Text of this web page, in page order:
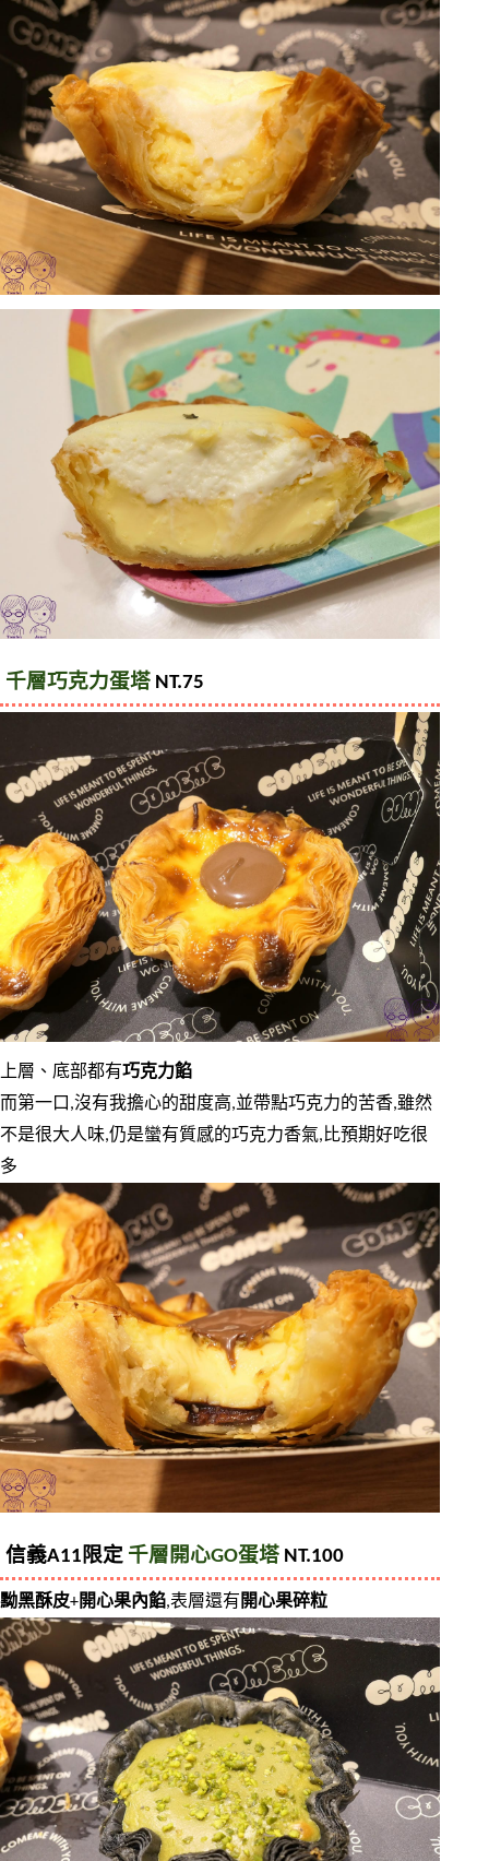
千層巧克力蛋塔 NT.75
上層、底部都有巧克力餡
而第一口,沒有我擔心的甜度高,並帶點巧克力的苦香,雖然
不是很大人味,仍是蠻有質感的巧克力香氣,比預期好吃很
多
信義A11限定 千層開心GO蛋塔 NT.100
黝黑酥皮+開心果內餡,表層還有 開心果碎粒